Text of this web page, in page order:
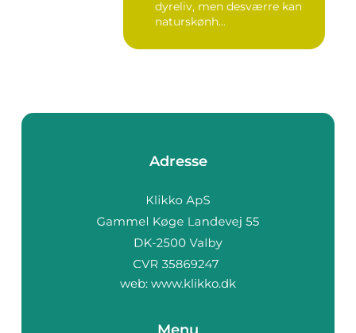
dyreliv, men desværre kan
naturskønh...
Adresse
web: www.klikko.dk